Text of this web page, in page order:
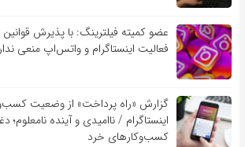
عضو کمیته فیلترینگ: با پذیرش
فعالیت اینستاگرام و واتس‌اپ منعی
گزارش «راه پرداخت» از وضعیت
اینستاگرام / ناامیدی و آینده نامعلوم؛
کسب‌وکارهای خرد